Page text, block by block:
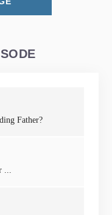
Father?
...